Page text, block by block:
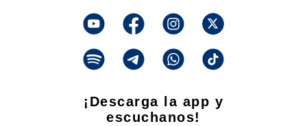
¡Descarga la app y
escuchanos!